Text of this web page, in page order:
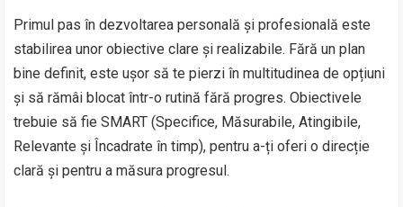
Primul pas în dezvoltarea personală și profesională este
stabilirea unor obiective clare și realizabile. Fără un plan
bine definit, este ușor să te pierzi în multitudinea de opțiuni
și să rămâi blocat într-o rutină fără progres. Obiectivele
trebuie să fie SMART (Specifice, Măsurabile, Atingibile,
Relevante și Încadrate în timp), pentru a-ți oferi o direcție
clară și pentru a măsura progresul.